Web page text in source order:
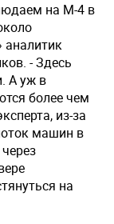
на М-4 в
аналитик
- Здесь
А уж в
более чем
из-за
машин в
на